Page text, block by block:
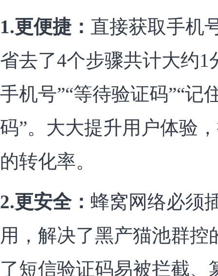
1.更便捷： 直接获取手机
省去了4个步骤共计大约1
手机号”“等待验证码”“记
码”。大大提升用户体验
的转化率。
2.更安全： 蜂窝网络必须
用，解决了黑产猫池群控
了短信验证码易被拦截、